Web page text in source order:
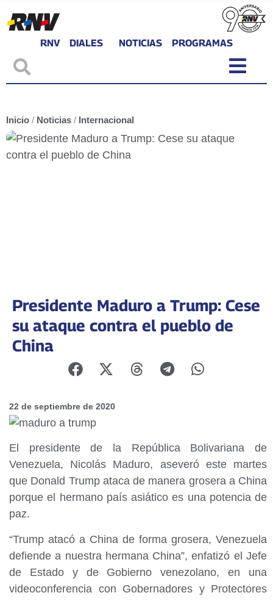
RNV DIALES NOTICIAS PROGRAMAS
Inicio / Noticias / Internacional
Presidente Maduro a Trump: Cese
su ataque contra el pueblo de
China
22 de septiembre de 2020
El presidente de la República Bolivariana de
Venezuela, Nicolás Maduro, aseveró este martes
que Donald Trump ataca de manera grosera a China
porque el hermano país asiático es una potencia de
paz.
“Trump atacó a China de forma grosera, Venezuela
defiende a nuestra hermana China”, enfatizó el Jefe
de Estado y de Gobierno venezolano, en una
videoconferencia con Gobernadores y Protectores